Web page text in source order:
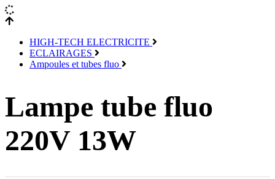
HIGH-TECH ELECTRICITE
ECLAIRAGES
Ampoules et tubes fluo
Lampe tube fluo
220V 13W